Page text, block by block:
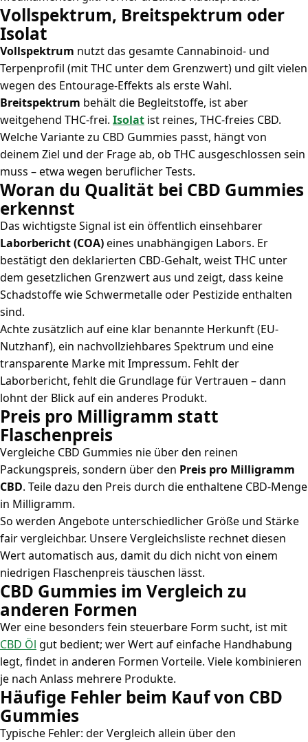
Vollspektrum, Breitspektrum oder
Isolat
Vollspektrum nutzt das gesamte Cannabinoid- und
Terpenprofil (mit THC unter dem Grenzwert) und gilt vielen
wegen des Entourage-Effekts als erste Wahl.
Breitspektrum behält die Begleitstoffe, ist aber
weitgehend THC-frei. Isolat ist reines, THC-freies CBD.
Welche Variante zu CBD Gummies passt, hängt von
deinem Ziel und der Frage ab, ob THC ausgeschlossen sein
muss – etwa wegen beruflicher Tests.
Woran du Qualität bei CBD Gummies
erkennst
Das wichtigste Signal ist ein öffentlich einsehbarer
Laborbericht (COA)eines unabhängigen Labors. Er
bestätigt den deklarierten CBD-Gehalt, weist THC unter
dem gesetzlichen Grenzwert aus und zeigt, dass keine
Schadstoffe wie Schwermetalle oder Pestizide enthalten
sind.
Achte zusätzlich auf eine klar benannte Herkunft (EU-
Nutzhanf), ein nachvollziehbares Spektrum und eine
transparente Marke mit Impressum. Fehlt der
Laborbericht, fehlt die Grundlage für Vertrauen – dann
lohnt der Blick auf ein anderes Produkt.
Preis pro Milligramm statt
Flaschenpreis
Vergleiche CBD Gummies nie über den reinen
Packungspreis, sondern über den Preis pro Milligramm
CBD. Teile dazu den Preis durch die enthaltene CBD-Menge
in Milligramm.
So werden Angebote unterschiedlicher Größe und Stärke
fair vergleichbar. Unsere Vergleichsliste rechnet diesen
Wert automatisch aus, damit du dich nicht von einem
niedrigen Flaschenpreis täuschen lässt.
CBD Gummies im Vergleich zu
anderen Formen
Wer eine besonders fein steuerbare Form sucht, ist mit
CBD Öl gut bedient; wer Wert auf einfache Handhabung
legt, findet in anderen Formen Vorteile. Viele kombinieren
je nach Anlass mehrere Produkte.
Häufige Fehler beim Kauf von CBD
Gummies
Typische Fehler: der Vergleich allein über den